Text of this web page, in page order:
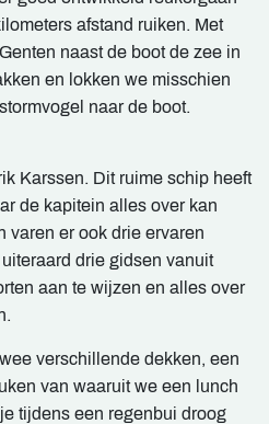
afstand ruiken. Met
naast de boot de zee in
en lokken we misschien
naar de boot.
Karssen. Dit ruime schip heeft
de kapitein alles over kan
varen er ook drie ervaren
drie gidsen vanuit
aan te wijzen en alles over
verschillende dekken, een
van waaruit we een lunch
tijdens een regenbui droog